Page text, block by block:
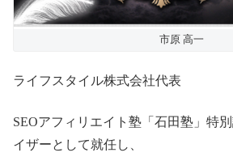
市原 高一
ライフスタイル株式会社代表
SEOアフィリエイト塾「石田塾」特
イザーとして就任し、